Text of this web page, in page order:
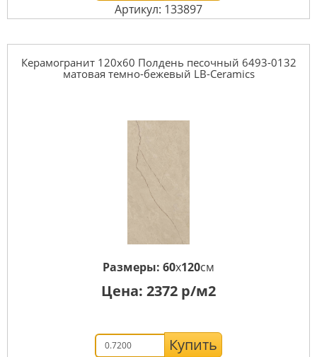
Артикул: 133897
Керамогранит 120x60 Полдень песочный 6493-0132
матовая темно-бежевый LB-Ceramics
Размеры: 60x120см
Цена: 2372 р/м2
Купить